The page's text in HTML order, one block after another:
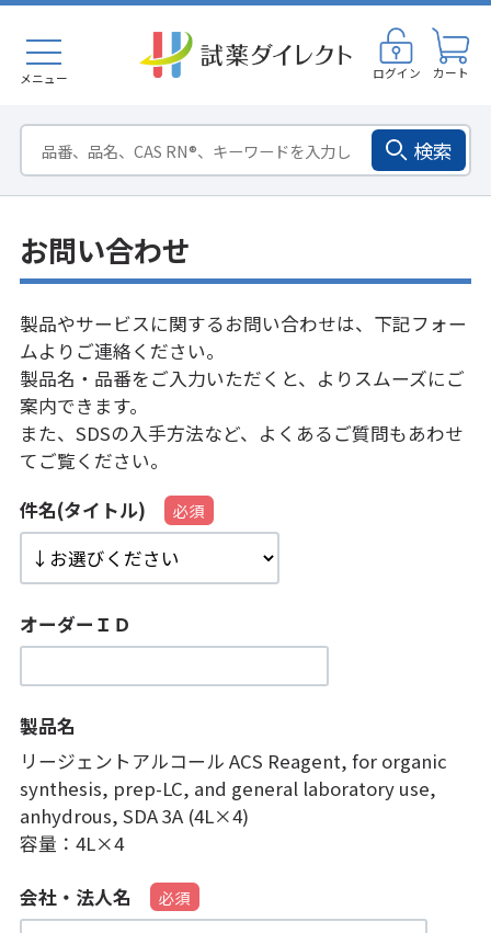
メニュー ログイン カート
検索
お問い合わせ
製品やサービスに関するお問い合わせは、下記フォー
ムよりご連絡ください。
製品名・品番をご入力いただくと、よりスムーズにご
案内できます。
また、SDSの入手方法など、 よくあるご質問もあわせ
てご覧ください。
件名(タイトル)
オーダーＩＤ
製品名
リージェントアルコール ACS Reagent, for organic
synthesis, prep-LC, and general laboratory use,
anhydrous, SDA 3A (4L×4)
容量： 4L×4
会社・法人名